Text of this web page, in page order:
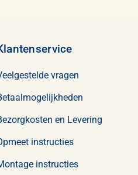
vragen
en Levering
instructies
instructies